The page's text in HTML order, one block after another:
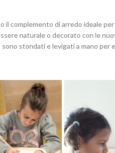
il complemento di arredo ideale
naturale o decorato con le
stondati e levigati a mano per